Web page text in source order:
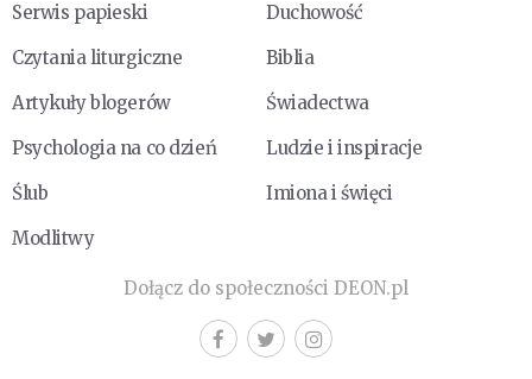
Serwis papieski
Duchowość
Czytania liturgiczne
Biblia
Artykuły blogerów
Świadectwa
Psychologia na co dzień
Ludzie i inspiracje
Ślub
Imiona i święci
Modlitwy
Dołącz do społeczności DEON.pl